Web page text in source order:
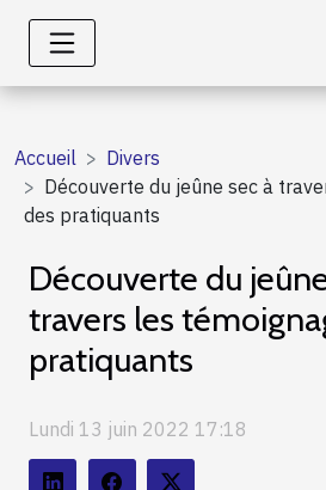
Accueil
Divers
Découverte du jeûne sec à
des pratiquants
Découverte du
travers les
pratiquants
Lundi 13 juin 2022 17:18